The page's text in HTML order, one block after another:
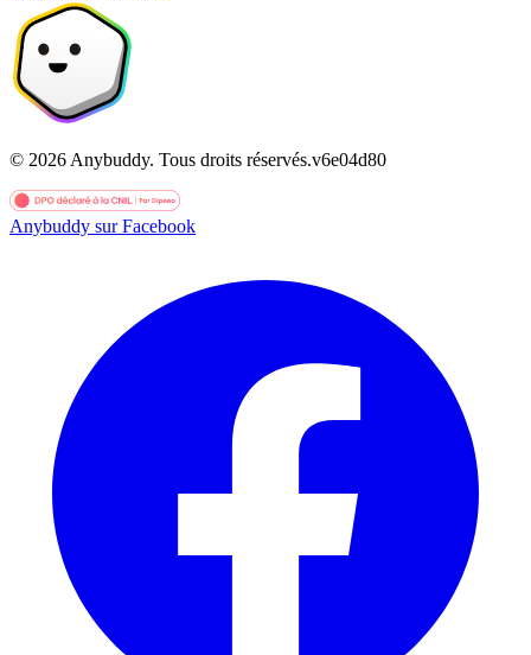
© 2026 Anybuddy. Tous droits réservés.v6e04d80
Anybuddy sur Facebook